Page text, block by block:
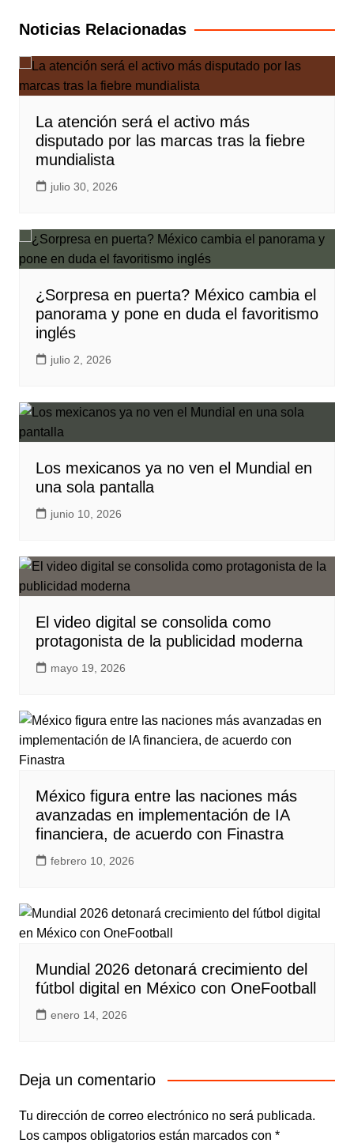
entradas
Noticias Relacionadas
La atención será el activo más
disputado por las marcas tras la fiebre
mundialista
julio 30, 2026
¿Sorpresa en puerta? México cambia el
panorama y pone en duda el favoritismo
inglés
julio 2, 2026
Los mexicanos ya no ven el Mundial en
una sola pantalla
junio 10, 2026
El video digital se consolida como
protagonista de la publicidad moderna
mayo 19, 2026
México figura entre las naciones más
avanzadas en implementación de IA
financiera, de acuerdo con Finastra
febrero 10, 2026
Mundial 2026 detonará crecimiento del
fútbol digital en México con OneFootball
enero 14, 2026
Deja un comentario
Tu dirección de correo electrónico no será publicada.
Los campos obligatorios están marcados con *